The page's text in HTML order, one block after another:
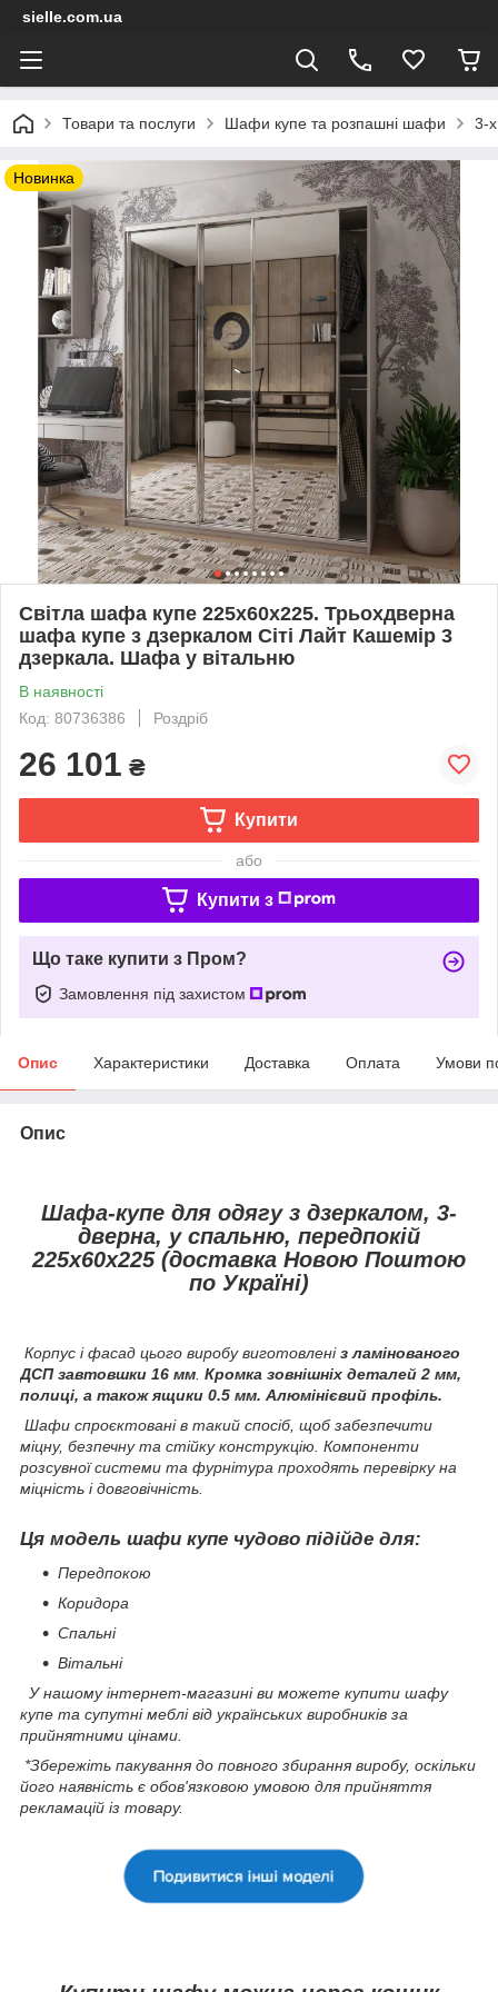
sielle.com.ua
Товари та послуги Шафи купе та розпашні шафи 3-
Новинка
Світла шафа купе 225х60х225. Трьохдверна
шафа купе з дзеркалом Сіті Лайт Кашемір 3
дзеркала. Шафа у вітальню
В наявності
Код: 80736386
Роздріб
26 101 ₴
Купити
або
Купити з
Що таке купити з Пром?
Замовлення під захистом
Опис Характеристики Доставка Оплата Умови
Опис
Шафа-купе для одягу з дзеркалом, 3-
дверна, у спальню, передпокій
225х60х225 (доставка Новою Поштою
по Україні)
Корпус і фасад цього виробу виготовленіз ламінованого
ДСП завтовшки 16 мм Кромка зовнішніх деталей 2 мм,
полиці, а також ящики 0.5 мм. Алюмінієвий профіль.
Шафи спроєктовані в такий спосіб, щоб забезпечити
міцну, безпечну та стійку конструкцію. Компоненти
розсувної системи та фурнітура проходять перевірку на
міцність і довговічність.
Ця модель шафи купе чудово підійде для:
Передпокою
Коридора
Спальні
Вітальні
У нашому інтернет-магазині ви можете купити шафу
купе та супутні меблі від українських виробників за
прийнятними цінами.
*Збережіть пакування до повного збирання виробу, оскільки
його наявність є обов'язковою умовою для прийняття
рекламацій із товару.